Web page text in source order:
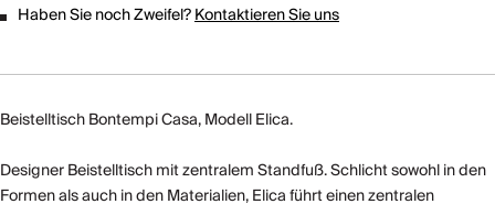
Haben Sie noch Zweifel?Kontaktieren Sie uns
Beistelltisch Bontempi Casa, Modell Elica.
Designer Beistelltisch mit zentralem Standfuß. Schlicht sowohl in den
Formen als auch in den Materialien, Elica führt einen zentralen